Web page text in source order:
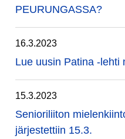
PEURUNGASSA?
16.3.2023
Lue uusin Patina -lehti
15.3.2023
Senioriliiton
järjestettiin 15.3.